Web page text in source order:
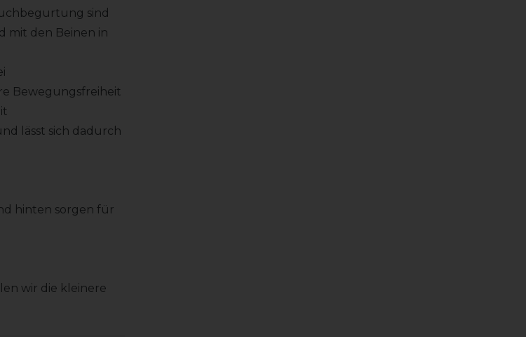
sind
mit den Beinen in
Bewegungsfreiheit
lässt sich dadurch
hinten sorgen für
wir die kleinere